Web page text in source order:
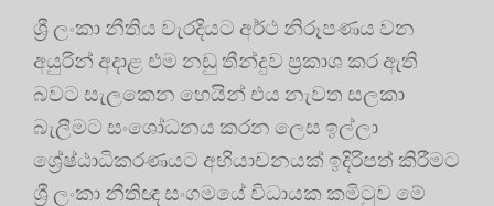
ශ්‍රී ලංකා නීතිය වැරදියට අර්ථ නිරූපණය වන
අයුරින් අදාළ එම නඩු තීන්දුව ප්‍රකාශ කර ඇති
බවට සැලකෙන හෙයින් එය නැවත සලකා
බැලීමට සංශෝධනය කරන ලෙස ඉල්ලා
ශ්‍රේෂ්ඨාධිකරණයට අභියාචනයක් ඉදිරිපත් කිරීමට
ශ්‍රී ලංකා නීතිඥ සංගමයේ විධායක කමිටුව මේ